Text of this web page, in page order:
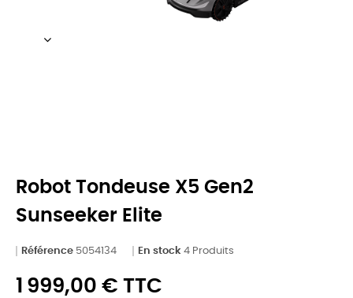
Robot Tondeuse X5 Gen2
Sunseeker Elite
Référence 5054134 En stock 4 Produits
1 999,00 € TTC